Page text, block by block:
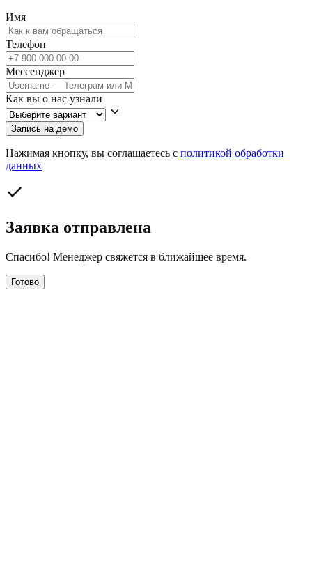
Имя
Телефон
Мессенджер
Как вы о нас узнали
Запись на демо
Нажимая кнопку, вы соглашаетесь с политикой обработки
данных
Заявка отправлена
Спасибо! Менеджер свяжется в ближайшее время.
Готово